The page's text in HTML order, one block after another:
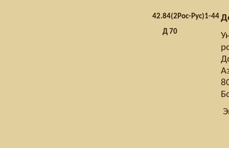
42.84(2Рос-Рус)1-44
Д 70